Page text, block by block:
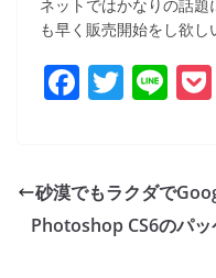
ネットではかなりの話
も早く販売開始をし欲し
F
e
b
T
er
Li
砂漠でもラクダで
Photoshop CS6のパ